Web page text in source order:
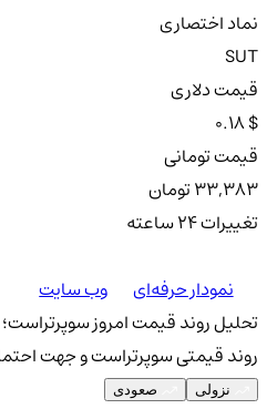
نماد اختصاری
SUT
قیمت دلاری
0.18 $
قیمت تومانی
33,383 تومان
تغییرات ۲۴ ساعته
نمودار حرفه‌ای
وب سایت
تحلیل روند قیمت امروز سوپرتراست؛
روند قیمتی سوپرتراست و جهت
نزولی صعودی